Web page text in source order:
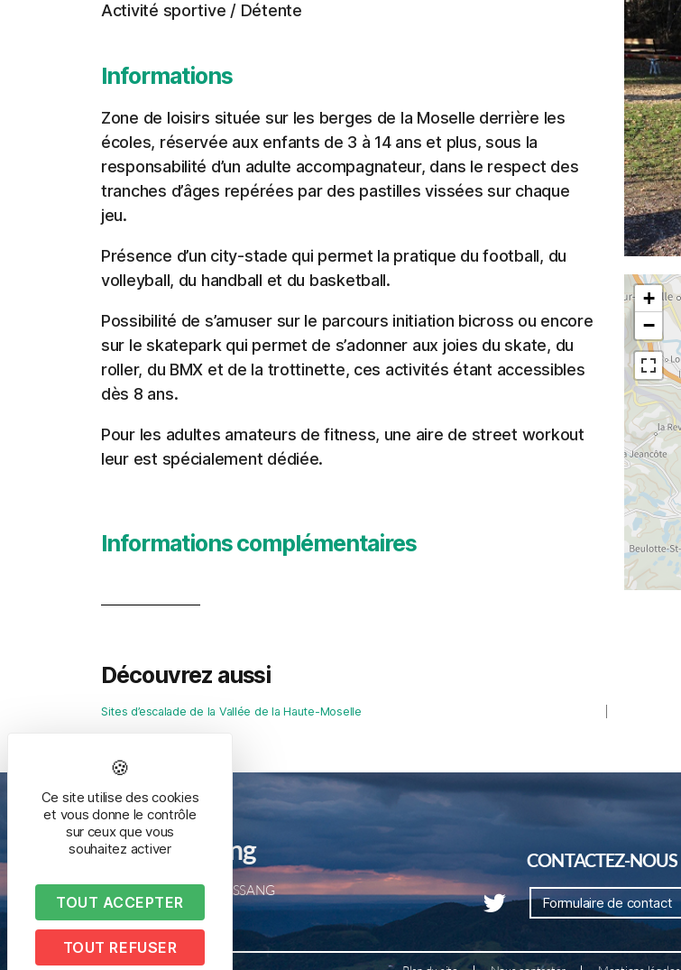
Activité sportive / Détente
Informations
Zone de loisirs située sur les berges de la Moselle derrière les
écoles, réservée aux enfants de 3 à 14 ans et plus, sous la
responsabilité d’un adulte accompagnateur, dans le respect des
tranches d’âges repérées par des pastilles vissées sur chaque
jeu.
Présence d’un city-stade qui permet la pratique du football, du
volleyball, du handball et du basketball.
Possibilité de s’amuser sur le parcours initiation bicross ou encore
sur le skatepark qui permet de s’adonner aux joies du skate, du
roller, du BMX et de la trottinette, ces activités étant accessibles
dès 8 ans.
Pour les adultes amateurs de fitness, une aire de street workout
leur est spécialement dédiée.
Informations complémentaires
+
−
Découvrez aussi
Sites d’escalade de la Vallée de la Haute-Moselle
Mairie de Bussang
2 place de la mairie – 88540 BUSSANG
Tél. 03 29 61 50 05
CONTACTEZ-NOUS
Formulaire de contact
Ce site utilise des cookies
et vous donne le contrôle
sur ceux que vous
souhaitez activer
TOUT ACCEPTER
TOUT REFUSER